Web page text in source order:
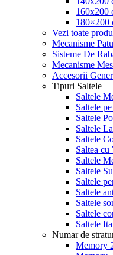
160x200
180×200
Vezi toate
Mecanisme
Sisteme De
Mecanisme
Accesorii
Tipuri Saltele
Saltele
Saltele
Saltele
Saltele
Saltele
Saltea
Saltele
Saltele
Saltele
Saltele
Saltele
Saltele
Saltele
Numar de
Memory